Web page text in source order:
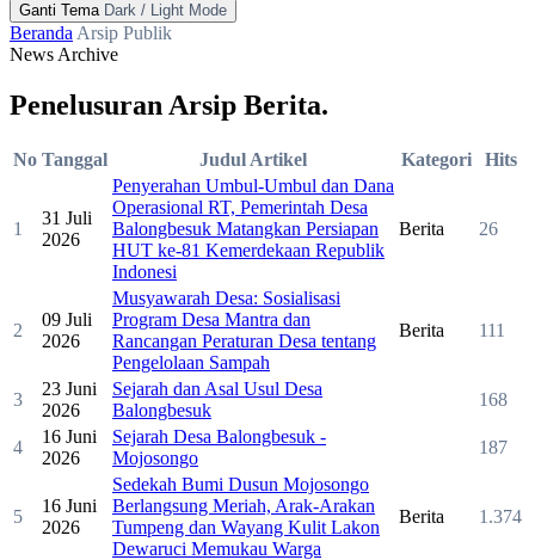
Ganti Tema Dark / Light Mode
Beranda Arsip Publik
News Archive
Penelusuran Arsip Berita.
No Tanggal Judul Artikel Kategori Hits
1
31 Juli
2026
Penyerahan Umbul-Umbul dan Dana
Operasional RT, Pemerintah Desa
Balongbesuk Matangkan Persiapan
HUT ke-81 Kemerdekaan Republik
Indonesi
Berita 26
2
09 Juli
2026
Musyawarah Desa: Sosialisasi
Program Desa Mantra dan
Rancangan Peraturan Desa tentang
Pengelolaan Sampah
Berita 111
3
23 Juni
2026
Sejarah dan Asal Usul Desa
Balongbesuk
168
4
16 Juni
2026
Sejarah Desa Balongbesuk -
Mojosongo
187
5
16 Juni
2026
Sedekah Bumi Dusun Mojosongo
Berlangsung Meriah, Arak-Arakan
Tumpeng dan Wayang Kulit Lakon
Dewaruci Memukau Warga
Berita 1.374